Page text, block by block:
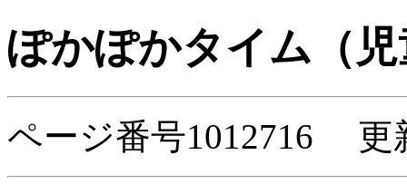
ぽかぽかタイム（
ページ番号1012716 更